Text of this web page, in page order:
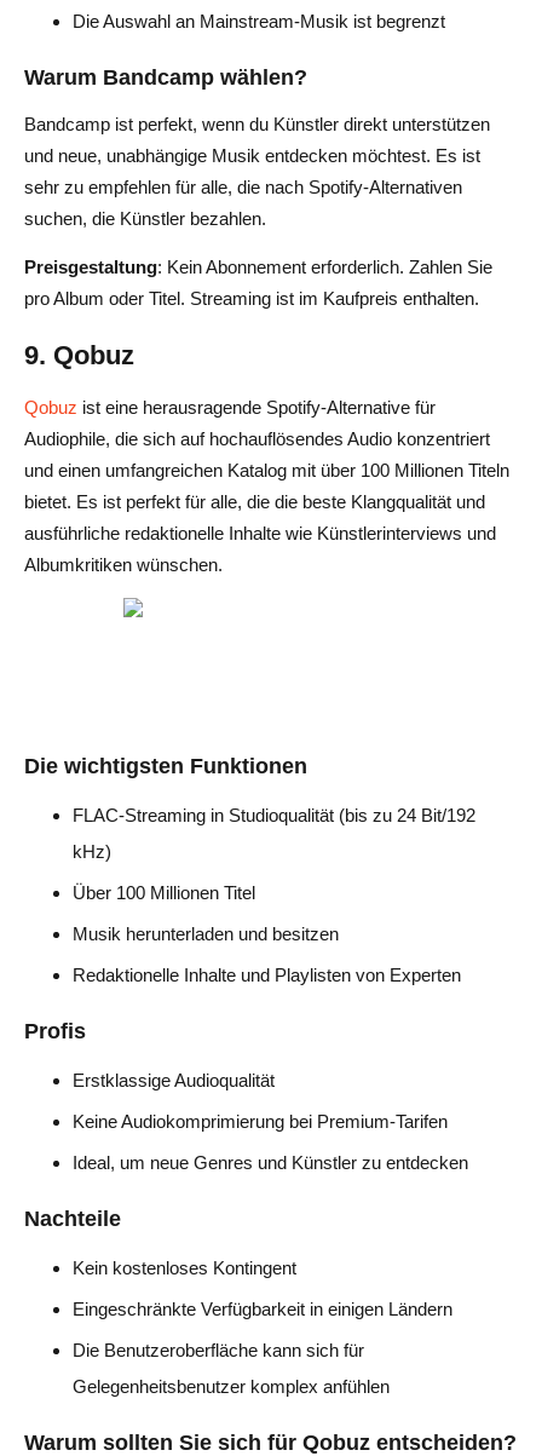
Die Auswahl an Mainstream-Musik ist begrenzt
Warum Bandcamp wählen?
Bandcamp ist perfekt, wenn du Künstler direkt unterstützen
und neue, unabhängige Musik entdecken möchtest. Es ist
sehr zu empfehlen für alle, die nach Spotify-Alternativen
suchen, die Künstler bezahlen.
Preisgestaltung: Kein Abonnement erforderlich. Zahlen Sie
pro Album oder Titel. Streaming ist im Kaufpreis enthalten.
9. Qobuz
Qobuz ist eine herausragende Spotify-Alternative für
Audiophile, die sich auf hochauflösendes Audio konzentriert
und einen umfangreichen Katalog mit über 100 Millionen Titeln
bietet. Es ist perfekt für alle, die die beste Klangqualität und
ausführliche redaktionelle Inhalte wie Künstlerinterviews und
Albumkritiken wünschen.
Die wichtigsten Funktionen
FLAC-Streaming in Studioqualität (bis zu 24 Bit/192
kHz)
Über 100 Millionen Titel
Musik herunterladen und besitzen
Redaktionelle Inhalte und Playlisten von Experten
Profis
Erstklassige Audioqualität
Keine Audiokomprimierung bei Premium-Tarifen
Ideal, um neue Genres und Künstler zu entdecken
Nachteile
Kein kostenloses Kontingent
Eingeschränkte Verfügbarkeit in einigen Ländern
Die Benutzeroberfläche kann sich für
Gelegenheitsbenutzer komplex anfühlen
Warum sollten Sie sich für Qobuz entscheiden?